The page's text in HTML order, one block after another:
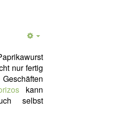
nur fertig
kann
selbst